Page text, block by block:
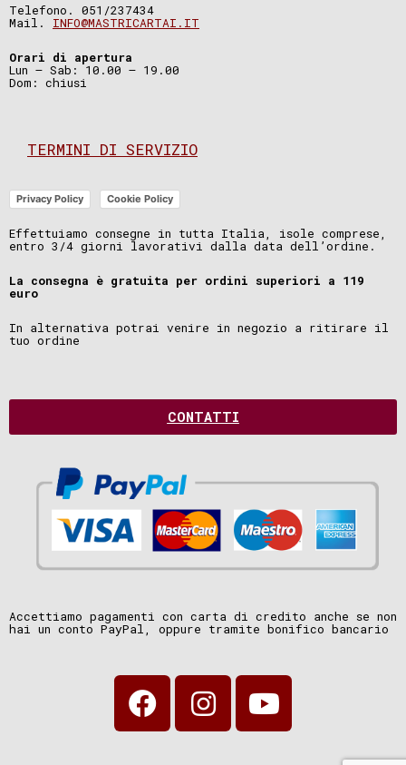
Telefono. 051/237434
Mail. INFO@MASTRICARTAI.IT
Orari di apertura
Lun – Sab: 10.00 – 19.00
Dom: chiusi
TERMINI DI SERVIZIO
Privacy Policy Cookie Policy
Effettuiamo consegne in tutta Italia, isole comprese,
entro 3/4 giorni lavorativi dalla data dell’ordine.
La consegna è gratuita per ordini superiori a 119
euro
In alternativa potrai venire in negozio a ritirare il
tuo ordine
CONTATTI
Accettiamo pagamenti con carta di credito anche se non
hai un conto PayPal, oppure tramite bonifico bancario